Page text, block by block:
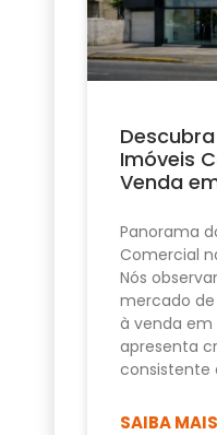
Imóveis
Venda
Panorama
Comercial
Nós
mercado
à venda em
apresenta
consistente
SAIBA MAIS